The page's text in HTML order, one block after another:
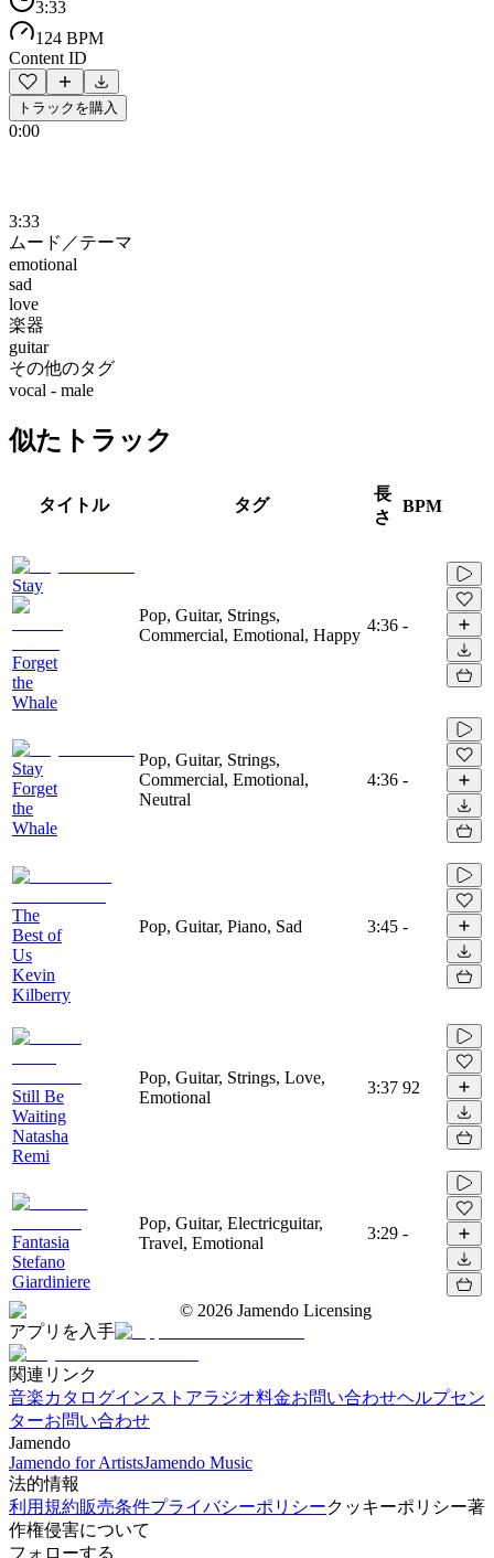
3:33
124 BPM
Content ID
トラックを購入
0:00
3:33
ムード／テーマ
emotional
sad
love
楽器
guitar
その他のタグ
vocal - male
似たトラック
タイトル タグ
長
さ
BPM
Stay
Forget
the
Whale
Pop, Guitar, Strings,
Commercial, Emotional, Happy
4:36 -
Stay
Forget
the
Whale
Pop, Guitar, Strings,
Commercial, Emotional,
Neutral
4:36 -
The
Best of
Us
Kevin
Kilberry
Pop, Guitar, Piano, Sad 3:45 -
Still Be
Waiting
Natasha
Remi
Pop, Guitar, Strings, Love,
Emotional
3:37 92
Fantasia
Stefano
Giardiniere
Pop, Guitar, Electricguitar,
Travel, Emotional
3:29 -
© 2026 Jamendo Licensing
アプリを入手
関連リンク
音楽カタログインストアラジオ料金お問い合わせヘルプセン
ターお問い合わせ
Jamendo
Jamendo for ArtistsJamendo Music
法的情報
利用規約販売条件プライバシーポリシークッキーポリシー著
作権侵害について
フォローする